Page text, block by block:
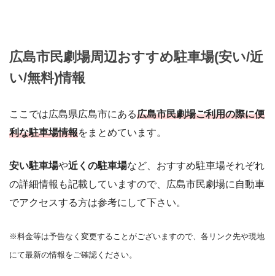
広島市民劇場周辺おすすめ駐車場(安い/近
い/無料)情報
ここでは広島県広島市にある広島市民劇場ご利用の際に便
利な駐車場情報をまとめています。
安い駐車場や近くの駐車場など、おすすめ駐車場それぞれ
の詳細情報も記載していますので、広島市民劇場に自動車
でアクセスする方は参考にして下さい。
※料金等は予告なく変更することがございますので、各リンク先や現地
にて最新の情報をご確認ください。